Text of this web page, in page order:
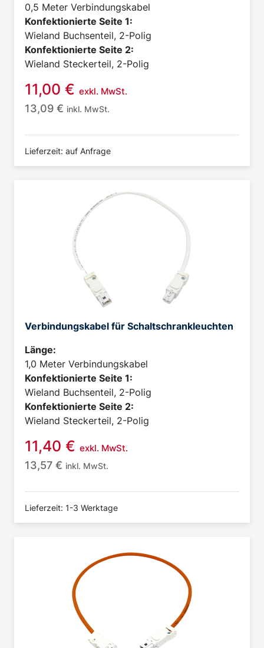
0,5 Meter Verbindungskabel
Konfektionierte Seite 1:
Wieland Buchsenteil, 2-Polig
Konfektionierte Seite 2:
Wieland Steckerteil, 2-Polig
11,00 € exkl. MwSt.
13,09 € inkl. MwSt.
Lieferzeit: auf Anfrage
Verbindungskabel für Schaltschrankleuchten
Länge:
1,0 Meter Verbindungskabel
Konfektionierte Seite 1:
Wieland Buchsenteil, 2-Polig
Konfektionierte Seite 2:
Wieland Steckerteil, 2-Polig
11,40 € exkl. MwSt.
13,57 € inkl. MwSt.
Lieferzeit: 1-3 Werktage